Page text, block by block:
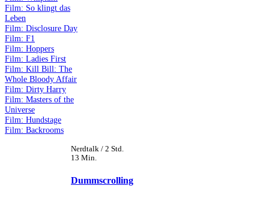
Film: So klingt das
Leben
Film: Disclosure Day
Film: F1
Film: Hoppers
Film: Ladies First
Film: Kill Bill: The
Whole Bloody Affair
Film: Dirty Harry
Film: Masters of the
Universe
Film: Hundstage
Film: Backrooms
Nerdtalk / 2 Std.
13 Min.
Dummscrolling